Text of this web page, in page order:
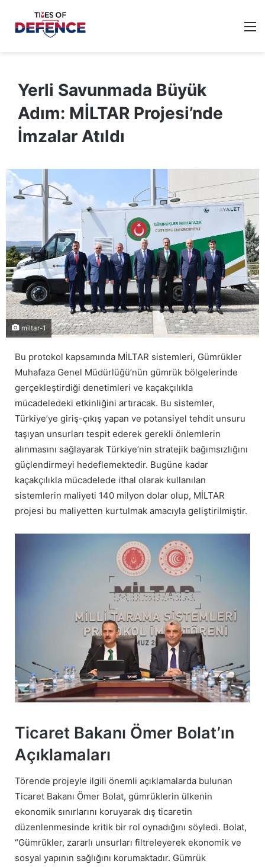
Yerli Savunmada Büyük
Adım: MİLTAR Projesi’nde
İmzalar Atıldı
miltar-1
Bu protokol kapsamında MİLTAR sistemleri, Gümrükler
Muhafaza Genel Müdürlüğü’nün gümrük bölgelerinde
gerçekleştirdiği denetimleri ve kaçakçılıkla
mücadeledeki etkinliğini artıracak. Bu sistemler,
Türkiye’ye giriş-çıkış yapan ve potansiyel tehdit unsuru
taşıyan unsurları tespit ederek gerekli önlemlerin
alınmasını sağlayarak Türkiye’nin stratejik bağımsızlığını
güçlendirmeyi hedeflemektedir. Bugüne kadar
kaçakçılıkla mücadelede ithal olarak kullanılan
sistemlerin maliyeti 140 milyon dolar olup, MİLTAR
projesi bu maliyetten kurtulmak amacıyla geliştirilmiştir.
Ticaret Bakanı Ömer Bolat’ın
Açıklamaları
Törende projeyle ilgili önemli açıklamalarda bulunan
Ticaret Bakanı Ömer Bolat, gümrüklerin ülkenin
ekonomik sınırlarını koruyarak dış ticaretin
düzenlenmesinde kritik bir rol oynadığını söyledi. Bolat,
“Gümrükler, zararlı unsurları filtreleyerek ekonomik ve
sosyal yapının sağlığını korumaktadır. Gümrük